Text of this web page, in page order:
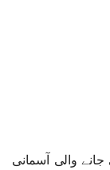
والی آسمانی